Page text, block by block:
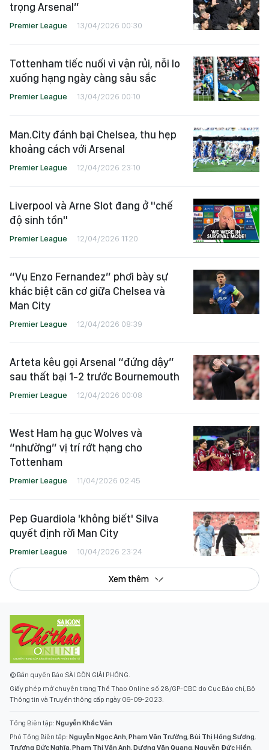
trọng Arsenal”
Premier League 13/04/2026 00:30
Tottenham tiếc nuối vì vận rủi, nỗi lo
xuống hạng ngày càng sâu sắc
Premier League 13/04/2026 00:10
Man.City đánh bại Chelsea, thu hẹp
khoảng cách với Arsenal
Premier League 12/04/2026 23:10
Liverpool và Arne Slot đang ở "chế
độ sinh tồn"
Premier League 12/04/2026 11:20
“Vụ Enzo Fernandez” phơi bày sự
khác biệt căn cơ giữa Chelsea và
Man City
Premier League 12/04/2026 08:39
Arteta kêu gọi Arsenal “đứng dậy”
sau thất bại 1-2 trước Bournemouth
Premier League 12/04/2026 00:08
West Ham hạ gục Wolves và
“nhường” vị trí rớt hạng cho
Tottenham
Premier League 11/04/2026 02:45
Pep Guardiola 'không biết' Silva
quyết định rời Man City
Premier League 10/04/2026 23:24
Xem thêm
© Bản quyền Báo SÀI GÒN GIẢI PHÓNG.
Giấy phép mở chuyên trang Thể Thao Online số 28/GP-CBC do Cục Báo chí, Bộ
Thông tin và Truyền thông cấp ngày 06-09-2023.
Tổng Biên tập: Nguyễn Khắc Văn
Phó Tổng Biên tập: Nguyễn Ngọc Anh,Phạm Văn Trường,Bùi Thị Hồng Sương,
Trương Đức Nghĩa,Phạm Thị Vân Anh,Dương Văn Quang,Nguyễn Đức Hiển,